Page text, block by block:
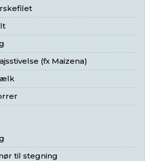
(fx Maizena)
til stegning